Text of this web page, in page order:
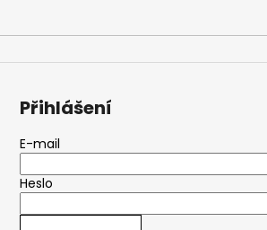
Přihlášení
E-mail
Heslo